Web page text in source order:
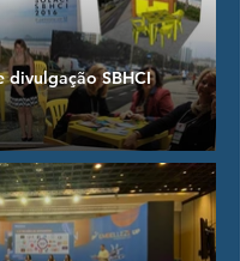
divulgação SBHCI